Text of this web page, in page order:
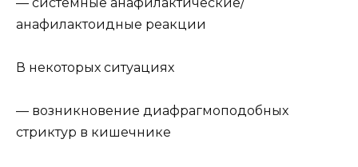
анафилактоидные реакции
В некоторых ситуациях
— возникновение диафрагмоподобных
стриктур в кишечнике